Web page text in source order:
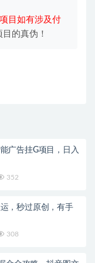
项目如有涉及付
目的真伪！
广告挂G项目，日入
352
，秒过原创，有手
308